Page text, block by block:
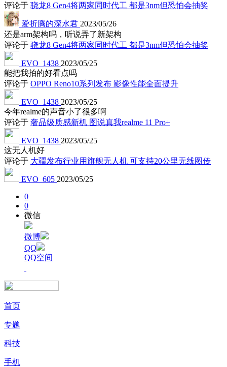
评论于 骁龙8 Gen4将两家同时代工 都是3nm但恐怕会抽奖
爱折腾的深水君 2023/05/26
还是arm架构吗，听说弄了新架构
评论于 骁龙8 Gen4将两家同时代工 都是3nm但恐怕会抽奖
EVO_1438 2023/05/25
能把我拍的好看点吗
评论于 OPPO Reno10系列发布 影像性能全面提升
EVO_1438 2023/05/25
今年realme的声音小了很多啊
评论于 奢品级质感新机 图说真我realme 11 Pro+
EVO_1438 2023/05/25
这无人机好
评论于 大疆发布行业用旗舰无人机 可支持20公里无线图传
EVO_605 2023/05/25
0
0
微信
微博
QQ
QQ空间
首页
专题
科技
手机